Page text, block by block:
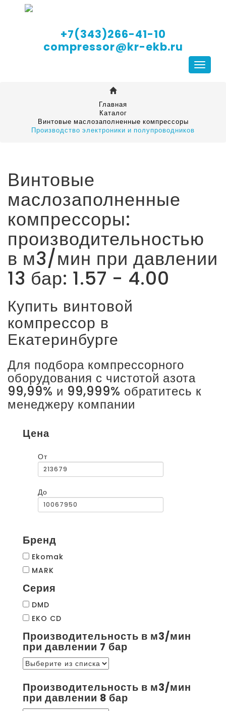
+7(343)266-41-10
compressor@kr-ekb.ru
Главная
Каталог
Винтовые маслозаполненные компрессоры
Производство электроники и полупроводников
Винтовые
маслозаполненные
компрессоры:
производительностью
в м3/мин при давлении
13 бар: 1.57 - 4.00
Купить винтовой
компрессор в
Екатеринбурге
Для подбора компрессорного
оборудования с чистотой азота
99,99% и 99,999% обратитесь к
менеджеру компании
Цена
От
До
Бренд
Ekomak
MARK
Серия
DMD
EKO CD
Производительность в м3/мин
при давлении 7 бар
Производительность в м3/мин
при давлении 8 бар